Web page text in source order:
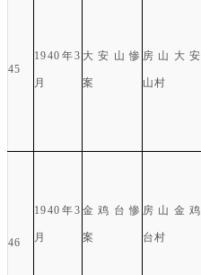
45
1940 年3
月
大安山惨
案
房山大安
山村
46
1940 年3
月
金鸡台惨
案
房山金鸡
台村